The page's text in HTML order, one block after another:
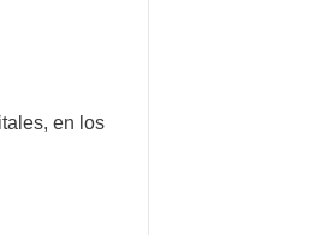
en los